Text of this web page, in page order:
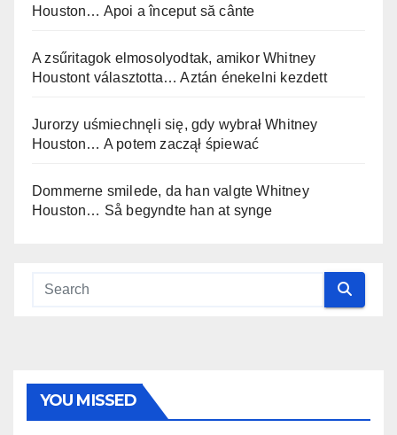
Houston… Apoi a început să cânte
A zsűritagok elmosolyodtak, amikor Whitney
Houstont választotta… Aztán énekelni kezdett
Jurorzy uśmiechnęli się, gdy wybrał Whitney
Houston… A potem zaczął śpiewać
Dommerne smilede, da han valgte Whitney
Houston… Så begyndte han at synge
YOU MISSED